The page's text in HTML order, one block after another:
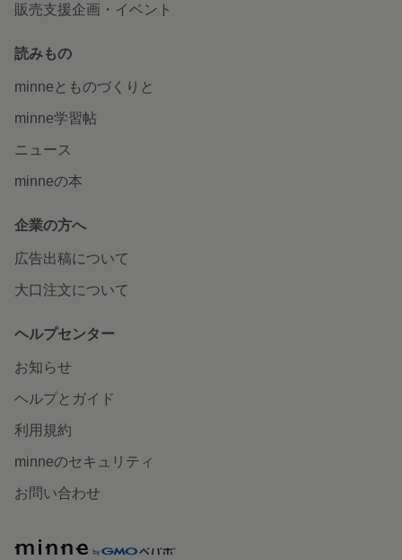
販売支援企画・イベント
読みもの
minneとものづくりと
minne学習帖
ニュース
minneの本
企業の方へ
広告出稿について
大口注文について
ヘルプセンター
お知らせ
ヘルプとガイド
利用規約
minneのセキュリティ
お問い合わせ